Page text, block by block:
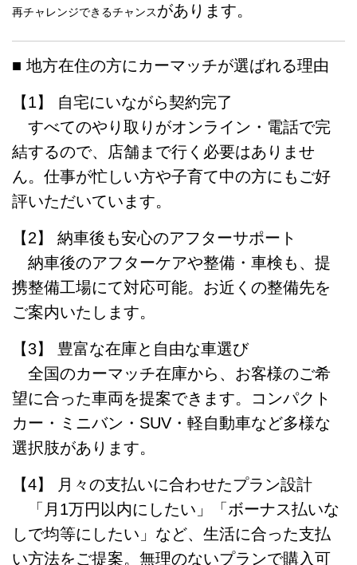
再チャレンジできるチャンスがあります。
■ 地方在住の方にカーマッチが選ばれる理由
【1】 自宅にいながら契約完了
すべてのやり取りがオンライン・電話で完
結するので、店舗まで行く必要はありませ
ん。仕事が忙しい方や子育て中の方にもご好
評いただいています。
【2】 納車後も安心のアフターサポート
納車後のアフターケアや整備・車検も、提
携整備工場にて対応可能。お近くの整備先を
ご案内いたします。
【3】 豊富な在庫と自由な車選び
全国のカーマッチ在庫から、お客様のご希
望に合った車両を提案できます。コンパクト
カー・ミニバン・SUV・軽自動車など多様な
選択肢があります。
【4】 月々の支払いに合わせたプラン設計
「月1万円以内にしたい」「ボーナス払いな
しで均等にしたい」など、生活に合った支払
い方法をご提案。無理のないプランで購入可